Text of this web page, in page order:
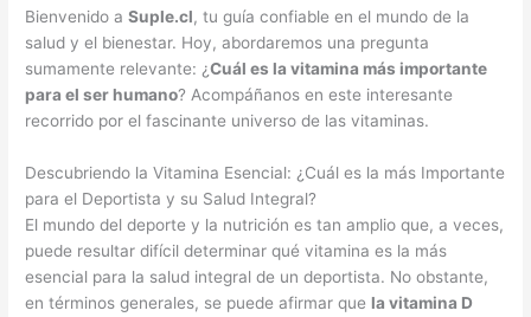
Bienvenido aSuple.cl, tu guía confiable en el mundo de la
salud y el bienestar. Hoy, abordaremos una pregunta
sumamente relevante: ¿Cuál es la vitamina más importante
para el ser humano? Acompáñanos en este interesante
recorrido por el fascinante universo de las vitaminas.
Descubriendo la Vitamina Esencial: ¿Cuál es la más Importante
para el Deportista y su Salud Integral?
El mundo del deporte y la nutrición es tan amplio que, a veces,
puede resultar difícil determinar qué vitamina es la más
esencial para la salud integral de un deportista. No obstante,
en términos generales, se puede afirmar que la vitamina D